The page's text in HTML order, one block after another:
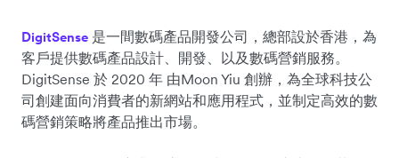
DigitSense 是一間數碼產品開發公司，總部設於香港，為
客戶提供數碼產品設計、開發、以及數碼營銷服務。
DigitSense 於 2020 年 由Moon Yiu 創辦，為全球科技公
司創建面向消費者的新網站和應用程式，並制定高效的數
碼營銷策略將產品推出市場。